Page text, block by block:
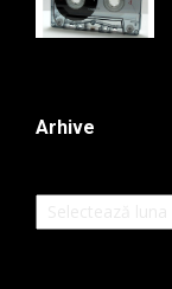
Arhive
Arhive